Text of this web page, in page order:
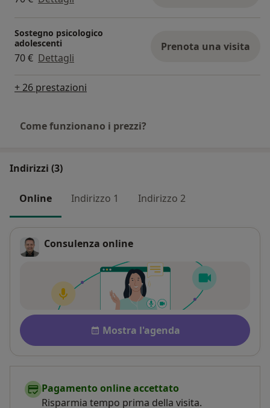
Sostegno psicologico
adolescenti
70 € Dettagli
Prenota una visita
+ 26 prestazioni
Come funzionano i prezzi?
Indirizzi (3)
Online Indirizzo 1 Indirizzo 2
Consulenza online
Disponibilità
Mostra l'agenda
Pagamento online accettato
Risparmia tempo prima della visita.